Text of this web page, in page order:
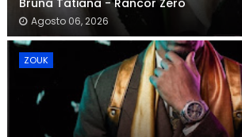
Bruna Tatiana - Rancor Zero
Agosto 06, 2026
ZOUK